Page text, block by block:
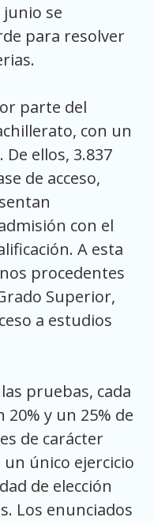
junio se
para resolver
parte del
con un
ellos, 3.837
de acceso,
con el
A esta
procedentes
Superior,
a estudios
pruebas, cada
y un 25% de
de carácter
único ejercicio
de elección
Los enunciados